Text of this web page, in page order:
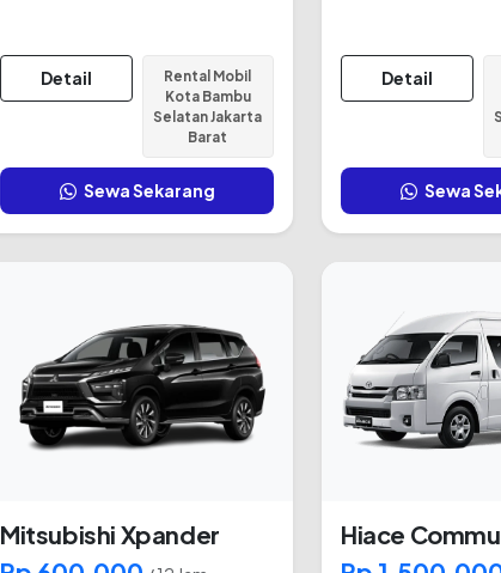
Detail
Rental Mobil
Kota Bambu
Selatan Jakarta
Barat
Sewa Sekarang
Detail
Sewa
Mitsubishi Xpander
Hiace